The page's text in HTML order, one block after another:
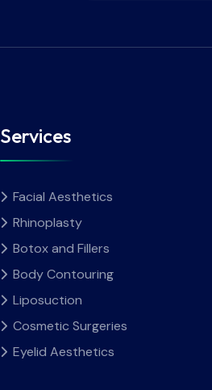
Services
Facial Aesthetics
Rhinoplasty
Botox and Fillers
Body Contouring
Liposuction
Cosmetic Surgeries
Eyelid Aesthetics